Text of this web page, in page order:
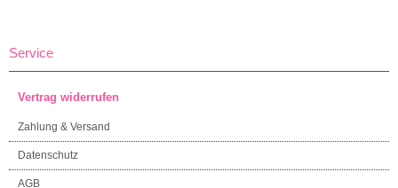
Service
Vertrag widerrufen
Zahlung & Versand
Datenschutz
AGB